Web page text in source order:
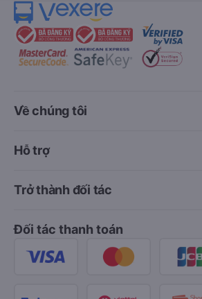
Về chúng tôi
Hỗ trợ
Trở thành đối tác
Đối tác thanh toán